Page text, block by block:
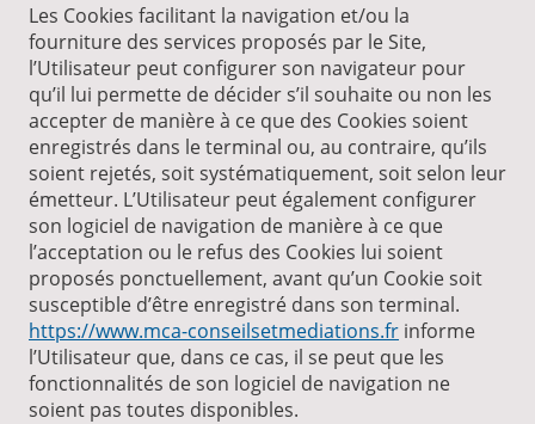
Les Cookies facilitant la navigation et/ou la
fourniture des services proposés par le Site,
l’Utilisateur peut configurer son navigateur pour
qu’il lui permette de décider s’il souhaite ou non les
accepter de manière à ce que des Cookies soient
enregistrés dans le terminal ou, au contraire, qu’ils
soient rejetés, soit systématiquement, soit selon leur
émetteur. L’Utilisateur peut également configurer
son logiciel de navigation de manière à ce que
l’acceptation ou le refus des Cookies lui soient
proposés ponctuellement, avant qu’un Cookie soit
susceptible d’être enregistré dans son terminal.
https://www.mca-conseilsetmediations.fr informe
l’Utilisateur que, dans ce cas, il se peut que les
fonctionnalités de son logiciel de navigation ne
soient pas toutes disponibles.